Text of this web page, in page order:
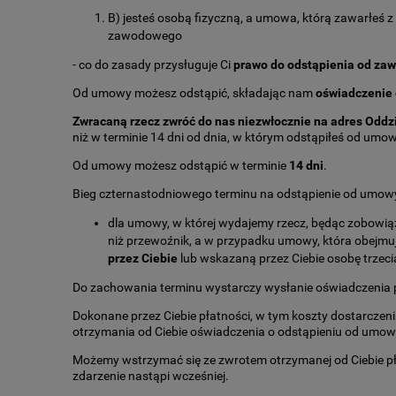
B) jesteś osobą fizyczną, a umowa, którą zawarłeś
zawodowego
- co do zasady przysługuje Ciprawo do odstąpienia od
Od umowy możesz odstąpić, składając namoświadczenie
Zwracaną rzecz zwróć do nas niezwłocznie na adres
niż w terminie 14 dni od dnia, w którym odstąpiłeś od
Od umowy możesz odstąpić w terminie 14 dni.
Bieg czternastodniowego terminu na odstąpienie od
dla umowy, w której wydajemy rzecz, będąc
niż przewoźnik, a w przypadku umowy, która
przez Ciebie lub wskazaną przez Ciebie osobę
Do zachowania terminu wystarczy wysłanie oświadczenia
Dokonane przez Ciebie płatności, w tym koszty
otrzymania od Ciebie oświadczenia o odstąpieniu od
Możemy wstrzymać się ze zwrotem otrzymanej od Ciebie
zdarzenie nastąpi wcześniej.